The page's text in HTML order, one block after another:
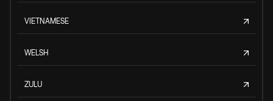
VIETNAMESE
WELSH
ZULU